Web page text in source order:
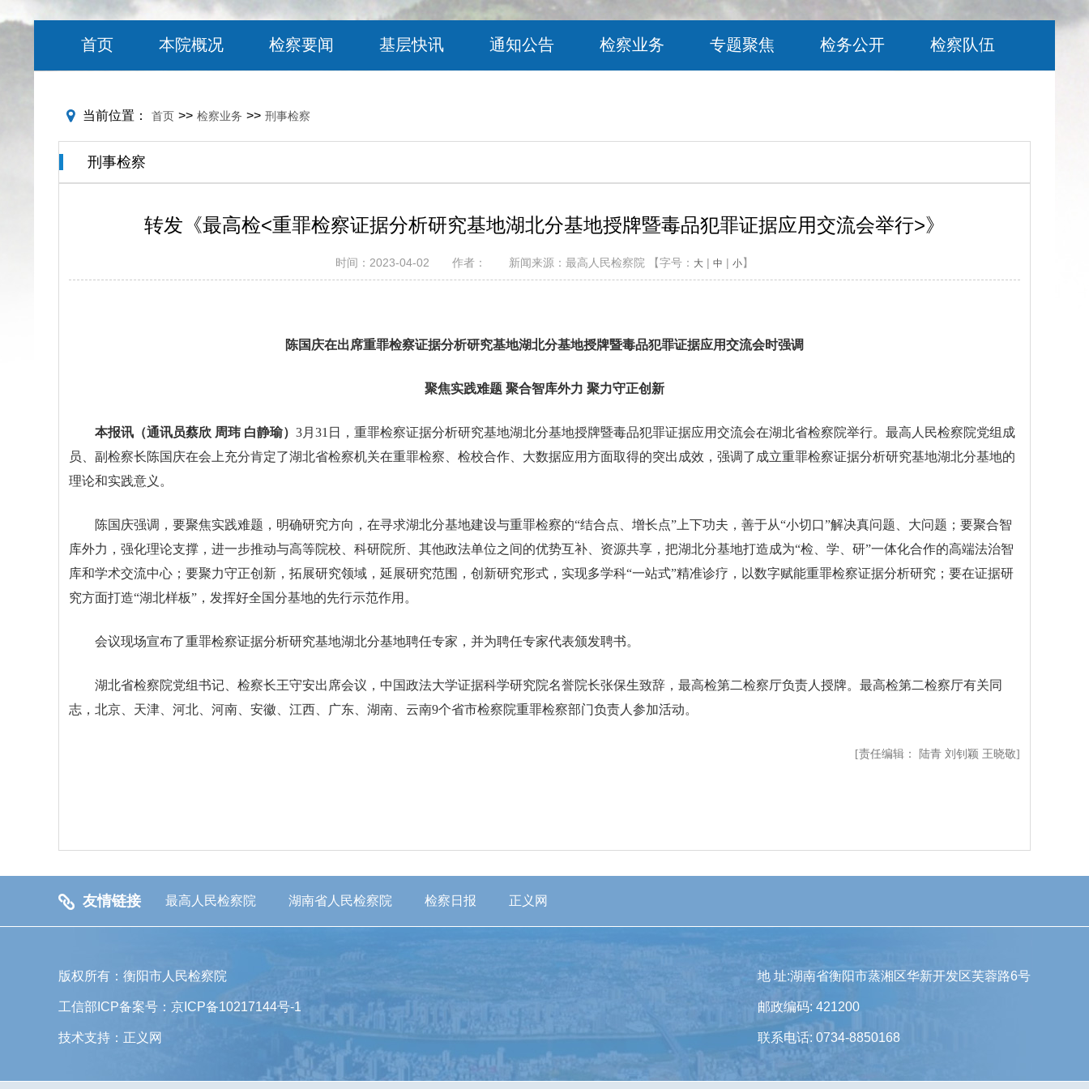
首页 本院概况 检察要闻 基层快讯 通知公告 检察业务 专题聚焦 检务公开 检察队伍
当前位置： 首页 >> 检察业务 >> 刑事检察
刑事检察
转发《最高检<重罪检察证据分析研究基地湖北分基地授牌暨毒品犯罪证据应用交流会举行>》
时间：2023-04-02 作者： 新闻来源：最高人民检察院 【字号： 大 | 中 | 小】
陈国庆在出席重罪检察证据分析研究基地湖北分基地授牌暨毒品犯罪证据应用交流会时强调
聚焦实践难题 聚合智库外力 聚力守正创新
本报讯（通讯员蔡欣 周玮 白静瑜） 3月31日，重罪检察证据分析研究基地湖北分基地授牌暨毒品犯罪证据应用交流会在湖北省检察院举行。最高人民检察院党组成
员、副检察长陈国庆在会上充分肯定了湖北省检察机关在重罪检察、检校合作、大数据应用方面取得的突出成效，强调了成立重罪检察证据分析研究基地湖北分基地的
理论和实践意义。
陈国庆强调，要聚焦实践难题，明确研究方向，在寻求湖北分基地建设与重罪检察的“结合点、增长点”上下功夫，善于从“小切口”解决真问题、大问题；要聚合智
库外力，强化理论支撑，进一步推动与高等院校、科研院所、其他政法单位之间的优势互补、资源共享，把湖北分基地打造成为“检、学、研”一体化合作的高端法治智
库和学术交流中心；要聚力守正创新，拓展研究领域，延展研究范围，创新研究形式，实现多学科“一站式”精准诊疗，以数字赋能重罪检察证据分析研究；要在证据研
究方面打造“湖北样板”，发挥好全国分基地的先行示范作用。
会议现场宣布了重罪检察证据分析研究基地湖北分基地聘任专家，并为聘任专家代表颁发聘书。
湖北省检察院党组书记、检察长王守安出席会议，中国政法大学证据科学研究院名誉院长张保生致辞，最高检第二检察厅负责人授牌。最高检第二检察厅有关同
志，北京、天津、河北、河南、安徽、江西、广东、湖南、云南9个省市检察院重罪检察部门负责人参加活动。
[责任编辑： 陆青 刘钊颖 王晓敬]
友情链接 最高人民检察院 湖南省人民检察院 检察日报 正义网
版权所有：衡阳市人民检察院
工信部ICP备案号：京ICP备10217144号-1
技术支持：正义网
地 址:湖南省衡阳市蒸湘区华新开发区芙蓉路6号
邮政编码: 421200
联系电话: 0734-8850168